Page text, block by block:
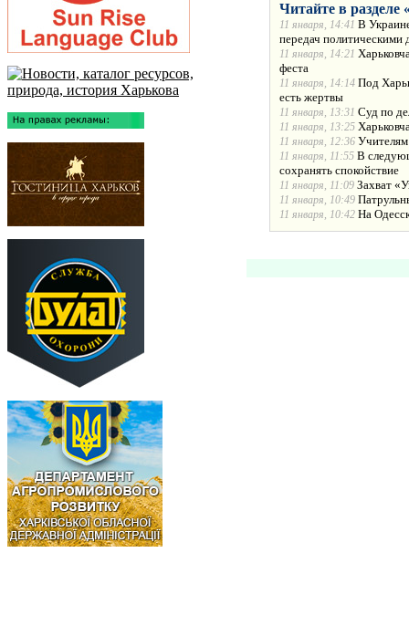
Читайте в разделе
11 января, 14:41 В
передач политическими
11 января, 14:21
феста
11 января, 14:14 Под
есть жертвы
11 января, 13:31 Суд по
11 января, 13:25
11 января, 12:36
11 января, 11:55 В
сохранять спокойствие
11 января, 11:09 Захват
11 января, 10:49
11 января, 10:42 На